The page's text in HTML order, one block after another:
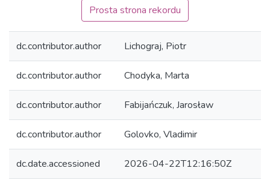
Prosta strona rekordu
dc.contributor.author Lichograj, Piotr
dc.contributor.author Chodyka, Marta
dc.contributor.author Fabijańczuk, Jarosław
dc.contributor.author Golovko, Vladimir
dc.date.accessioned 2026-04-22T12:16:50Z